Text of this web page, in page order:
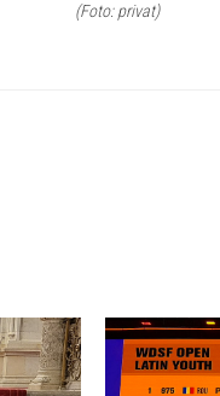
(Foto: privat)